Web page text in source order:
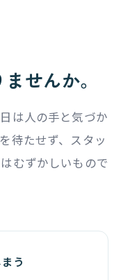
せんか。
は人の手と気づか
待たせず、スタッ
むずかしいもので
う